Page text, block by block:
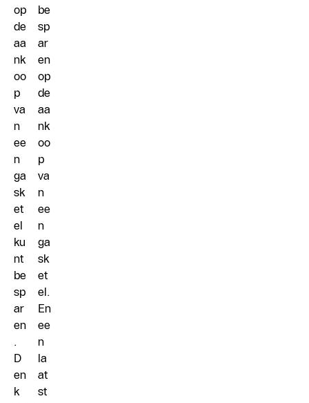
op
de
aa
nk
oo
p
va
n
ee
n
ga
sk
et
el
ku
nt
be
sp
ar
en
.
D
en
k
be
sp
ar
en
op
de
aa
nk
oo
p
va
n
ee
n
ga
sk
et
el.
En
ee
n
la
at
st